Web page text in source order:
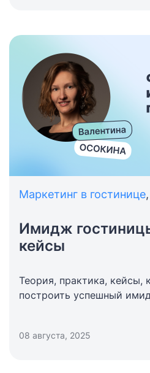
Маркетинг в гостинице,
Имидж
кейсы
Теория, практика, кейсы,
построить успешный
08 августа, 2025